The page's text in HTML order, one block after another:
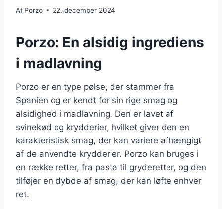
Af Porzo 22. december 2024
Porzo: En alsidig ingrediens
i madlavning
Porzo er en type pølse, der stammer fra
Spanien og er kendt for sin rige smag og
alsidighed i madlavning. Den er lavet af
svinekød og krydderier, hvilket giver den en
karakteristisk smag, der kan variere afhængigt
af de anvendte krydderier. Porzo kan bruges i
en række retter, fra pasta til gryderetter, og den
tilføjer en dybde af smag, der kan løfte enhver
ret.